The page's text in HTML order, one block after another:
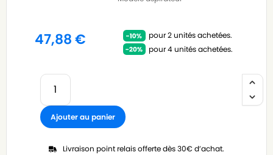
47,88€
pour 2 unités achetées.
pour 4 unités achetées.
Ajouter au panier
Livraison point relais offerte dès 30€ d’achat.